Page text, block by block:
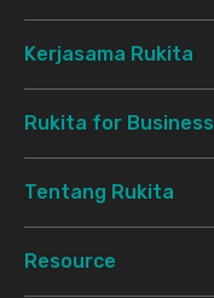
Kerjasama Rukita
Rukita for Business
Tentang Rukita
Resource